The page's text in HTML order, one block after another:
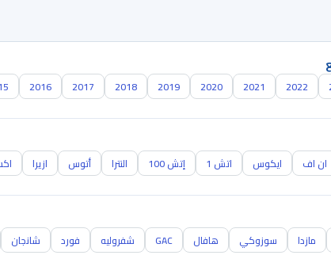
2022
2021
2020
2019
2018
2017
2016
ان اف ايكوس اتش 1 إتش 100 النترا أتوس ازيرا
مازدا سوزوكي هافال GAC شفروليه فورد شانجان